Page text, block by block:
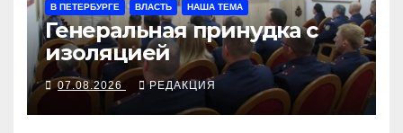
В ПЕТЕРБУРГЕ ВЛАСТЬ НАША ТЕМА
Генеральная принудка с
изоляцией
07.08.2026 РЕДАКЦИЯ